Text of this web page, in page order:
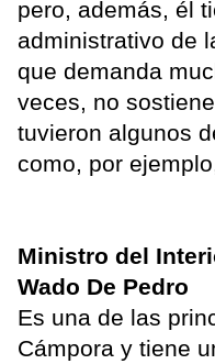
pero, además, él
administrativo de
que demanda
veces, no
tuvieron algunos
como, por
Ministro del
Wado De Pedro
Es una de las
Cámpora y tiene